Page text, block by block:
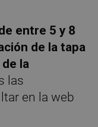
entre 5 y 8
de la tapa
la
las
en la web